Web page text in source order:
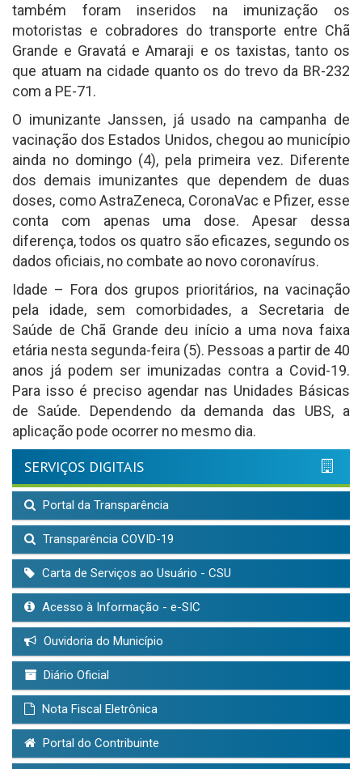
também foram inseridos na imunização os
motoristas e cobradores do transporte entre Chã
Grande e Gravatá e Amaraji e os taxistas, tanto os
que atuam na cidade quanto os do trevo da BR-232
com a PE-71.
O imunizante Janssen, já usado na campanha de
vacinação dos Estados Unidos, chegou ao município
ainda no domingo (4), pela primeira vez. Diferente
dos demais imunizantes que dependem de duas
doses, como AstraZeneca, CoronaVac e Pfizer, esse
conta com apenas uma dose. Apesar dessa
diferença, todos os quatro são eficazes, segundo os
dados oficiais, no combate ao novo coronavírus.
Idade – Fora dos grupos prioritários, na vacinação
pela idade, sem comorbidades, a Secretaria de
Saúde de Chã Grande deu início a uma nova faixa
etária nesta segunda-feira (5). Pessoas a partir de 40
anos já podem ser imunizadas contra a Covid-19.
Para isso é preciso agendar nas Unidades Básicas
de Saúde. Dependendo da demanda das UBS, a
aplicação pode ocorrer no mesmo dia.
SERVIÇOS DIGITAIS
Portal da Transparência
Transparência COVID-19
Carta de Serviços ao Usuário - CSU
Acesso à Informação - e-SIC
Ouvidoria do Município
Diário Oficial
Nota Fiscal Eletrônica
Portal do Contribuinte